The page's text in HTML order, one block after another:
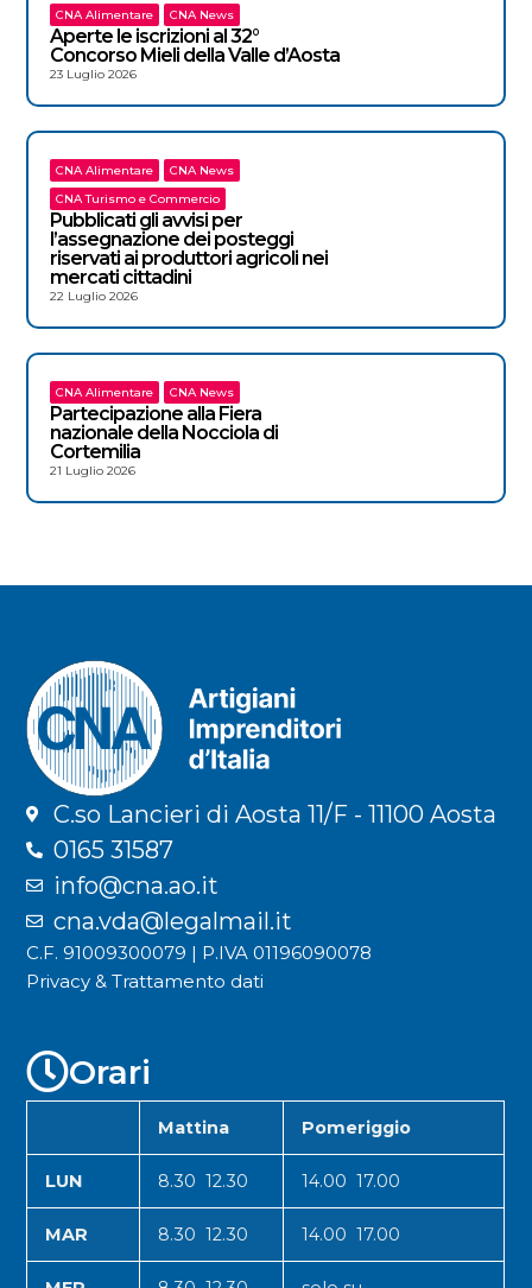
CNA Alimentare CNA News
Aperte le iscrizioni al 32°
Concorso Mieli della Valle d’Aosta
23 Luglio 2026
CNA Alimentare
CNA News
CNA Turismo e Commercio
Pubblicati gli avvisi per
l’assegnazione dei posteggi
riservati ai produttori agricoli nei
mercati cittadini
22 Luglio 2026
CNA Alimentare CNA News
Partecipazione alla Fiera
nazionale della Nocciola di
Cortemilia
21 Luglio 2026
C.so Lancieri di Aosta 11/F - 11100 Aosta
0165 31587
info@cna.ao.it
cna.vda@legalmail.it
C.F. 91009300079 | P.IVA 01196090078
Privacy & Trattamento dati
Orari
Mattina Pomeriggio
LUN 8.30 12.30 14.00 17.00
MAR 8.30 12.30 14.00 17.00